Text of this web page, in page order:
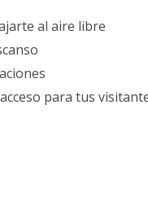
al aire libre
acceso para tus